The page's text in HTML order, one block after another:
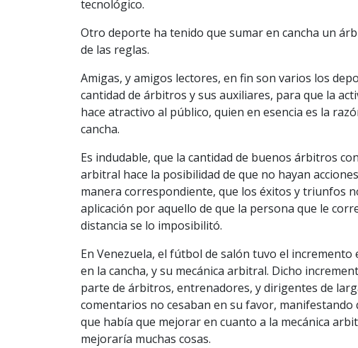
tecnológico.
Otro deporte ha tenido que sumar en cancha un
de las reglas.
Amigas, y amigos lectores, en fin son varios los
cantidad de árbitros y sus auxiliares, para que la
hace atractivo al público, quien en esencia es la
cancha.
Es indudable, que la cantidad de buenos árbitros
arbitral hace la posibilidad de que no hayan
manera correspondiente, que los éxitos y triunfos
aplicación por aquello de que la persona que le
distancia se lo imposibilitó.
En Venezuela, el fútbol de salón tuvo el
en la cancha, y su mecánica arbitral. Dicho
parte de árbitros, entrenadores, y dirigentes de
comentarios no cesaban en su favor,
que había que mejorar en cuanto a la mecánica
mejoraría muchas cosas.